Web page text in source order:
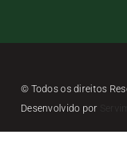
© Todos os direitos
Desenvolvido por